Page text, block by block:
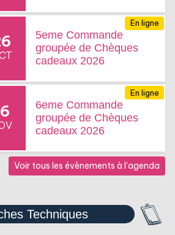
5eme Commande
groupée de Chèques
cadeaux 2026
En ligne
6eme Commande
groupée de Chèques
cadeaux 2026
En ligne
Voir tous les évènements à l’agenda
Techniques